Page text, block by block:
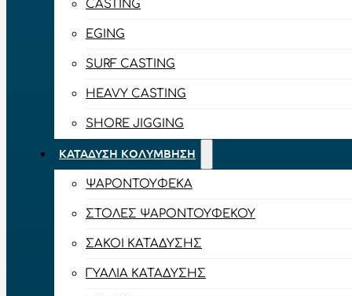
CASTING
EGING
SURF CASTING
HEAVY CASTING
SHORE JIGGING
ΚΑΤΆΔΥΣΗ ΚΟΛΎΜΒΗΣΗ
ΨΑΡΟΝΤΟΎΦΕΚΑ
ΣΤΟΛΈΣ ΨΑΡΟΝΤΟΎΦΕΚΟΥ
ΣΆΚΟΙ ΚΑΤΆΔΥΣΗΣ
ΓΥΑΛΙΆ ΚΑΤΆΔΥΣΗΣ